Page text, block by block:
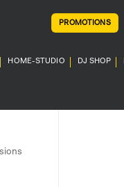
PROMOTIONS
HOME-STUDIO DJ SHOP